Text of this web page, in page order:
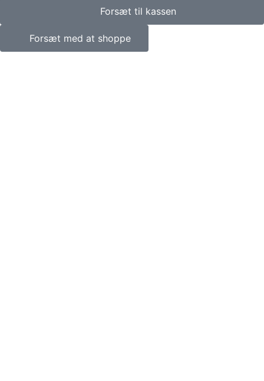
Forsæt til kassen
Forsæt med at shoppe